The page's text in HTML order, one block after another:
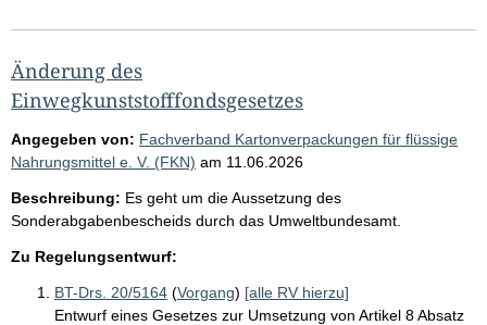
Änderung des
Einwegkunststofffondsgesetzes
Angegeben von: Fachverband Kartonverpackungen für flüssige
Nahrungsmittel e. V. (FKN) am 11.06.2026
Beschreibung: Es geht um die Aussetzung des
Sonderabgabenbescheids durch das Umweltbundesamt.
Zu Regelungsentwurf:
BT-Drs. 20/5164 (Vorgang) [alle RV hierzu]
Entwurf eines Gesetzes zur Umsetzung von Artikel 8 Absatz